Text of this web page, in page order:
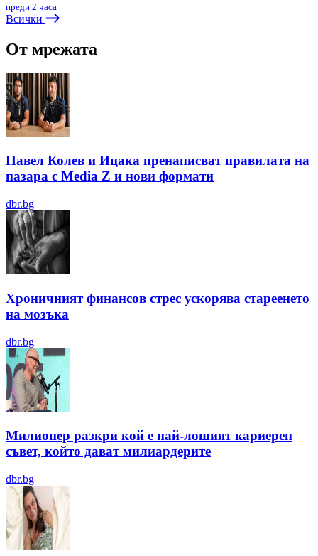
преди 2 часа
Всички
От мрежата
Павел Колев и Ицака пренаписват правилата на
пазара с Media Z и нови формати
dbr.bg
Хроничният финансов стрес ускорява стареенето
на мозъка
dbr.bg
Милионер разкри кой е най-лошият кариерен
съвет, който дават милиардерите
dbr.bg